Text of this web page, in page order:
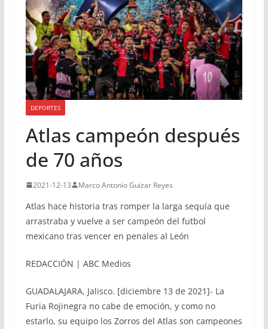
DEPORTES
Atlas campeón después
de 70 años
2021-12-13 Marco Antonio Guizar Reyes
Atlas hace historia tras romper la larga sequía que
arrastraba y vuelve a ser campeón del futbol
mexicano tras vencer en penales al León
REDACCIÓN | ABC Medios
GUADALAJARA, Jalisco. [diciembre 13 de 2021]- La
Furia Rojinegra no cabe de emoción, y como no
estarlo, su equipo los Zorros del Atlas son campeones